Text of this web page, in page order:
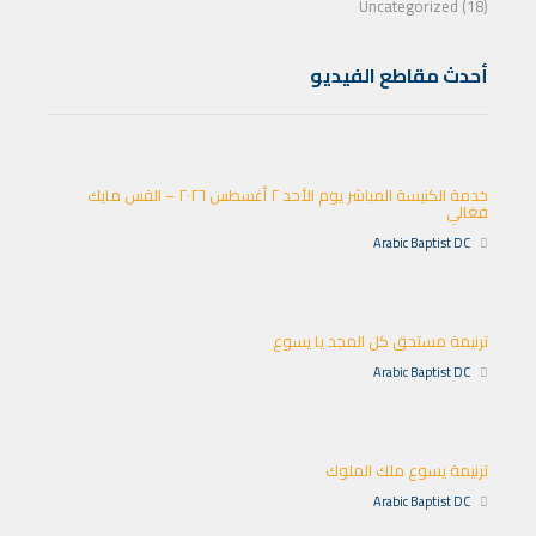
Uncategorized (18)
أحدث مقاطع الفيديو
خدمة الكنيسة المباشر يوم الأحد ٢ أغسطس ٢٠٢٦ – القس مايك
فغالي
Arabic Baptist DC
ترنيمة مستحق كل المجد يا يسوع
Arabic Baptist DC
ترنيمة يسوع ملك الملوك
Arabic Baptist DC